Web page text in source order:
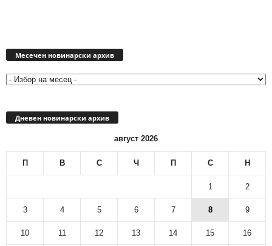
Месечен новинарски архив
Дневен новинарски архив
август 2026
П В С Ч П С Н
1 2
3 4 5 6 7 8 9
10 11 12 13 14 15 16